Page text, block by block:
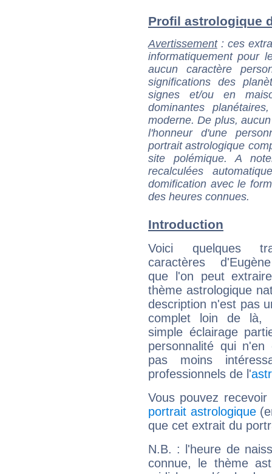
Profil astrologique
Avertissement: ces
informatiquement pour
aucun caractère
significations des
signes et/ou en
dominantes
moderne. De plus,
l'honneur d'une
portrait astrologique
site polémique. A
recalculées
domification avec le
des heures connues.
Introduction
Voici quelques
caractères
que l'on peut
thème astrologique
description n'est pas
complet loin de là,
simple éclairage
personnalité qui n'en
pas moins
professionnels de l'
Vous pouvez
portrait astrologique
que cet extrait du
N.B. : l'heure de
connue, le thème